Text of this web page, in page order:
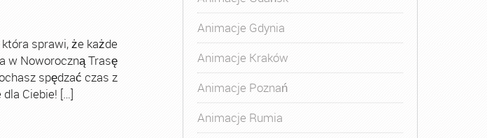
sprawi, że każde
w Noworoczną Trasę
spędzać czas z
Ciebie! […]
Animacje Gdynia
Animacje Kraków
Animacje Poznań
Animacje Rumia